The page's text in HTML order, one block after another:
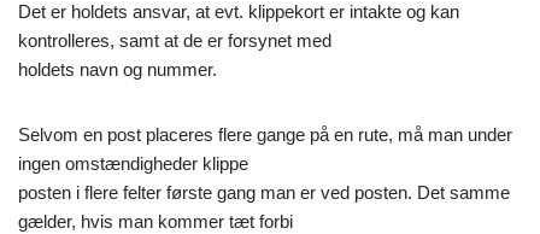
Det er holdets ansvar, at evt. klippekort er intakte og kan
kontrolleres, samt at de er forsynet med
holdets navn og nummer.
Selvom en post placeres flere gange på en rute, må man under
ingen omstændigheder klippe
posten i flere felter første gang man er ved posten. Det samme
gælder, hvis man kommer tæt forbi